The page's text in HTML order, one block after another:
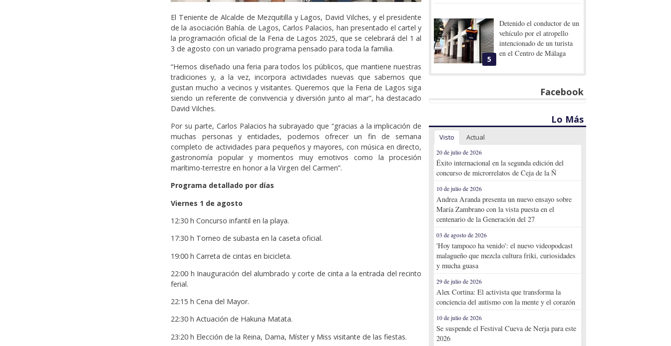
El Teniente de Alcalde de Mezquitilla y Lagos, David Vilches, y el presidente
de la asociación Bahía. de Lagos, Carlos Palacios, han presentado el cartel y
la programación oficial de la Feria de Lagos 2025, que se celebrará del 1 al
3 de agosto con un variado programa pensado para toda la familia.
“Hemos diseñado una feria para todos los públicos, que mantiene nuestras
tradiciones y, a la vez, incorpora actividades nuevas que sabemos que
gustan mucho a vecinos y visitantes. Queremos que la Feria de Lagos siga
siendo un referente de convivencia y diversión junto al mar”, ha destacado
David Vilches.
Por su parte, Carlos Palacios ha subrayado que “gracias a la implicación de
muchas personas y entidades, podemos ofrecer un fin de semana
completo de actividades para pequeños y mayores, con música en directo,
gastronomía popular y momentos muy emotivos como la procesión
marítimo-terrestre en honor a la Virgen del Carmen”.
Programa detallado por días
Viernes 1 de agosto
12:30 h Concurso infantil en la playa.
17:30 h Torneo de subasta en la caseta oficial.
19:00 h Carreta de cintas en bicicleta.
22:00 h Inauguración del alumbrado y corte de cinta a la entrada del recinto
ferial.
22:15 h Cena del Mayor.
22:30 h Actuación de Hakuna Matata.
23:20 h Elección de la Reina, Dama, Míster y Miss visitante de las fiestas.
5
Detenido el conductor de un
vehículo por el atropello
intencionado de un turista
en el Centro de Málaga
Facebook
Lo Más
Visto Actual
20 de julio de 2026
Éxito internacional en la segunda edición del
concurso de microrrelatos de Ceja de la Ñ
10 de julio de 2026
Andrea Aranda presenta un nuevo ensayo sobre
María Zambrano con la vista puesta en el
centenario de la Generación del 27
03 de agosto de 2026
'Hoy tampoco ha venido': el nuevo videopodcast
malagueño que mezcla cultura friki, curiosidades
y mucha guasa
29 de julio de 2026
Alex Cortina: El activista que transforma la
conciencia del autismo con la mente y el corazón
10 de julio de 2026
Se suspende el Festival Cueva de Nerja para este
2026